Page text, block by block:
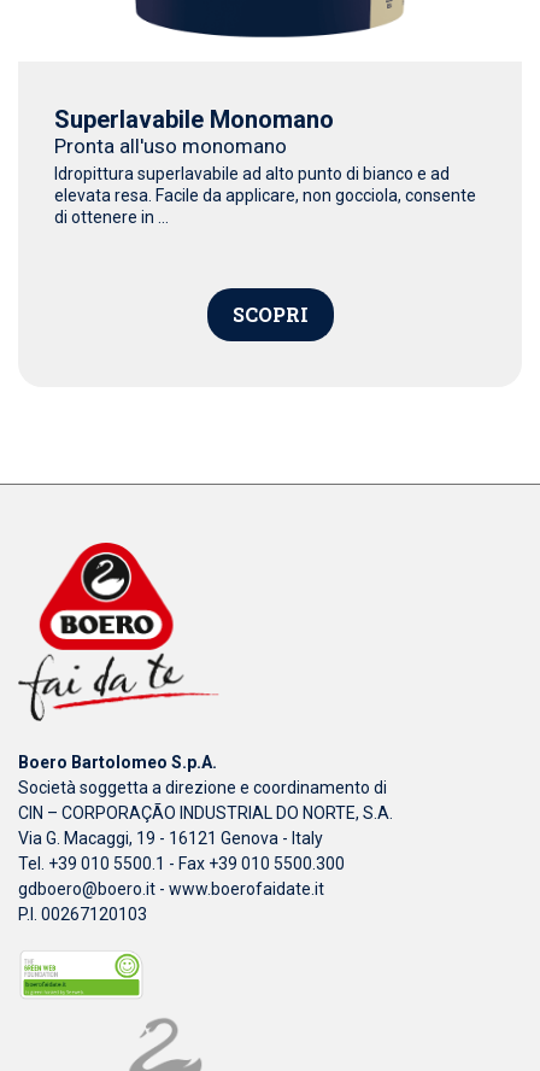
Superlavabile Monomano
Pronta all'uso monomano
Idropittura superlavabile ad alto punto di bianco e ad
elevata resa. Facile da applicare, non gocciola, consente
di ottenere in ...
SCOPRI
Boero Bartolomeo S.p.A.
Società soggetta a direzione e coordinamento di
CIN – CORPORAÇÃO INDUSTRIAL DO NORTE, S.A.
Via G. Macaggi, 19 - 16121 Genova - Italy
Tel. +39 010 5500.1 - Fax +39 010 5500.300
gdboero@boero.it - www.boerofaidate.it
P.I. 00267120103